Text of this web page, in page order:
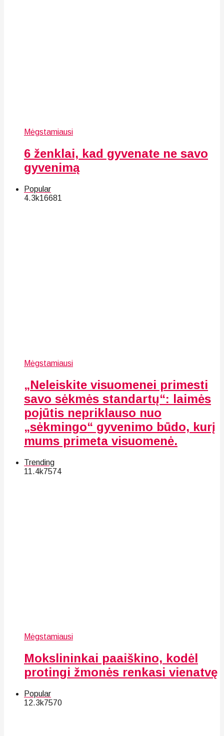
Mėgstamiausi
6 ženklai, kad gyvenate ne savo
gyvenimą
Popular
4.3k16681
Mėgstamiausi
„Neleiskite visuomenei primesti
savo sėkmės standartų“: laimės
pojūtis nepriklauso nuo
„sėkmingo“ gyvenimo būdo, kurį
mums primeta visuomenė.
Trending
11.4k7574
Mėgstamiausi
Mokslininkai paaiškino, kodėl
protingi žmonės renkasi vienatvę
Popular
12.3k7570